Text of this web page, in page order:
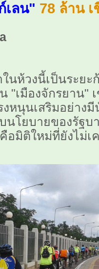
เลน" 78 ล้าน
นี้เป็นระยะก้า
"เมืองจักรยาน"
หนุนเสริมอย่าง
นโยบายของรัฐบ
อมิติใหม่ที่ยังไม่เ